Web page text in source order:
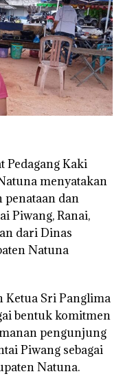
Pedagang Kaki
menyatakan
dan
Piwang, Ranai,
dari Dinas
Natuna
Ketua Sri Panglima
bentuk komitmen
pengunjung
Piwang sebagai
Natuna.